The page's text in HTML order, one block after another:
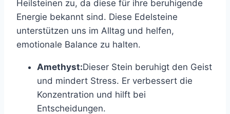
Heilsteinen zu, da diese für ihre beruhigende
Energie bekannt sind. Diese Edelsteine
unterstützen uns im Alltag und helfen,
emotionale Balance zu halten.
Amethyst:Dieser Stein beruhigt den Geist
und mindert Stress. Er verbessert die
Konzentration und hilft bei
Entscheidungen.